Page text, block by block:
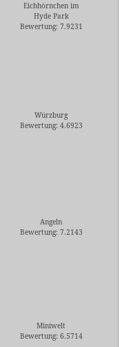
Eichhörnchen im
Hyde Park
Bewertung: 7.9231
Würzburg
Bewertung: 4.6923
Angeln
Bewertung: 7.2143
Miniwelt
Bewertung: 6.5714